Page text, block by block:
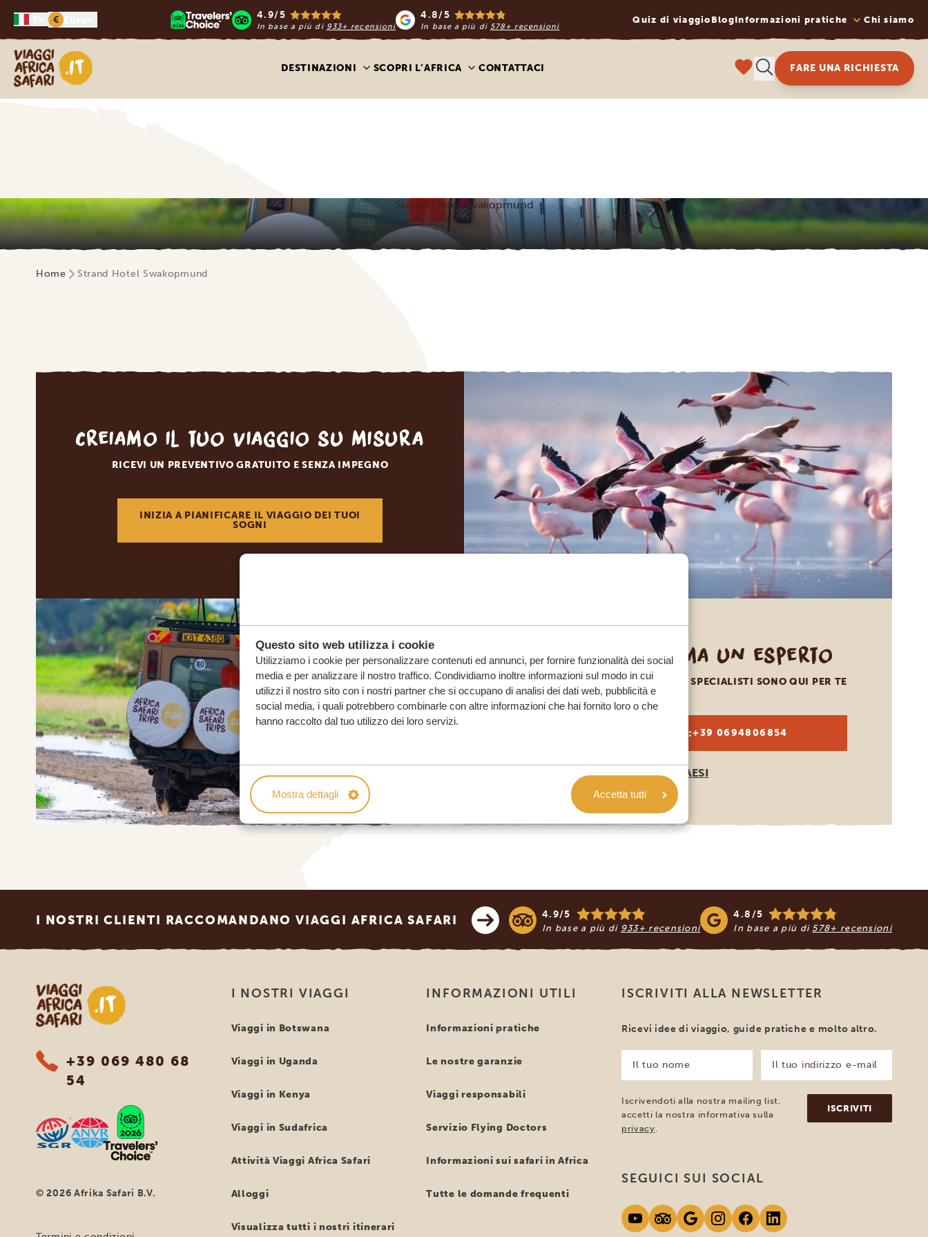
Questo sito web utilizza i cookie
Utilizziamo i cookie per personalizzare contenuti ed annunci, per fornire funzionalità dei social
media e per analizzare il nostro traffico. Condividiamo inoltre informazioni sul modo in cui
utilizzi il nostro sito con i nostri partner che si occupano di analisi dei dati web, pubblicità e
social media, i quali potrebbero combinarle con altre informazioni che hai fornito loro o che
hanno raccolto dal tuo utilizzo dei loro servizi.
Mostra dettagli Accetta tutti
€ 4.9/5
In base a più di 933+ recensioni
4.8/5
In base a più di 578+ recensioni
Quiz di viaggio BlogInformazioni pratiche Chi siamo
Viaggi Africa Safari
DESTINAZIONI SCOPRI L’AFRICA CONTATTACI FARE UNA RICHIESTA
Strand Hotel Swakopmund
Home Strand Hotel Swakopmund
Creiamo il tuo viaggio su misura
RICEVI UN PREVENTIVO GRATUITO E SENZA IMPEGNO
INIZIA A PIANIFICARE IL VIAGGIO DEI TUOI
SOGNI
Chiama un esperto
I NOSTRI SPECIALISTI SONO QUI PER TE
IT:+39 0694806854
ALTRI PAESI
I NOSTRI CLIENTI RACCOMANDANO VIAGGI AFRICA SAFARI 4.9/5
In base a più di 933+ recensioni
4.8/5
In base a più di 578+ recensioni
Viaggi Africa Safari
+39 069 480 68
54
© 2026 Afrika Safari B.V.
I NOSTRI VIAGGI
Viaggi in Botswana
Viaggi in Uganda
Viaggi in Kenya
Viaggi in Sudafrica
Attività Viaggi Africa Safari
Alloggi
Visualizza tutti i nostri itinerari
INFORMAZIONI UTILI
Informazioni pratiche
Le nostre garanzie
Viaggi responsabili
Servizio Flying Doctors
Informazioni sui safari in Africa
Tutte le domande frequenti
ISCRIVITI ALLA NEWSLETTER
Ricevi idee di viaggio, guide pratiche e molto altro.
tuo
nome
(Obbligatorio)
tuo
indirizzo
e-
mail
(Obbligatorio)
Iscrivendoti alla nostra mailing list,
accetti la nostra informativa sulla
privacy.
SEGUICI SUI SOCIAL